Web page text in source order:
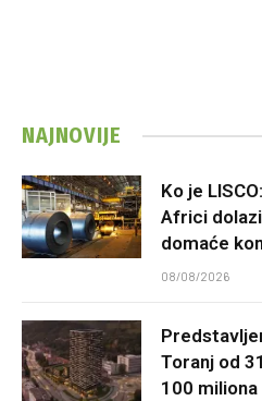
NAJNOVIJE
Ko je
Africi
domaće
08/08/2026
Toranj od
100